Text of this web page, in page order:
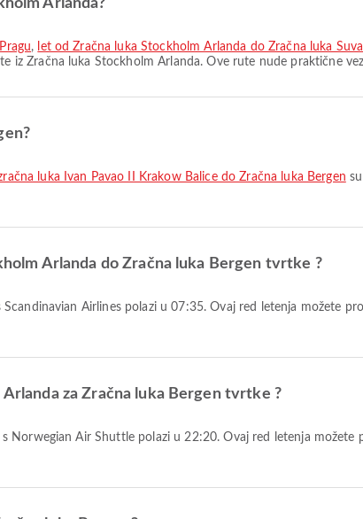
Arlanda?
, let od Zračna luka Stockholm Arlanda do Zračna luka
iz Zračna luka Stockholm Arlanda. Ove rute nude praktične
luka Ivan Pavao II Krakow Balice do Zračna luka Bergen
Arlanda do Zračna luka Bergen tvrtke ?
za Zračna luka Bergen tvrtke ?